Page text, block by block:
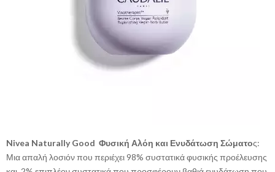
Nivea Naturally Good Φυσική Αλόη και Ενυδάτωση Σώματος:
Μια απαλή λοσιόν που περιέχει 98% συστατικά φυσικής προέλευσης